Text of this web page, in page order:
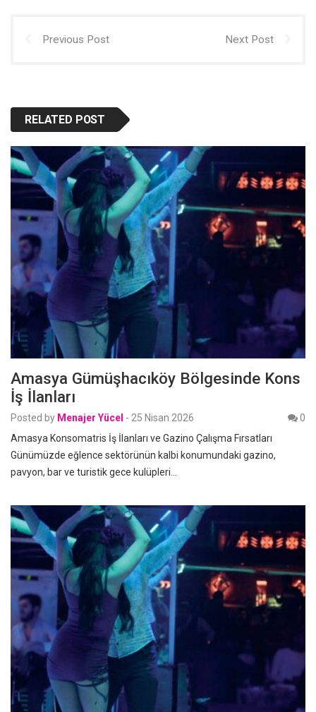
Previous Post Next Post
RELATED POST
Amasya Gümüşhacıköy Bölgesinde Kons
İş İlanları
Posted by Menajer Yücel - 25 Nisan 2026
0
Amasya Konsomatris İş İlanları ve Gazino Çalışma Fırsatları
Günümüzde eğlence sektörünün kalbi konumundaki gazino,
pavyon, bar ve turistik gece kulüpleri…